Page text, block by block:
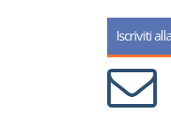
Iscriviti